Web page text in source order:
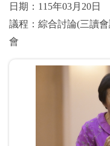
日期：115年03月20日
議程：綜合討論(三讀
會